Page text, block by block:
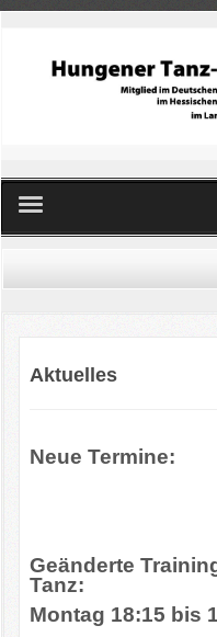
Line Dance
Orientalischer
Events/
Kontakte
Aktuelles
Neue Termine:
Geänderte
Tanz:
Montag 18:15 bis